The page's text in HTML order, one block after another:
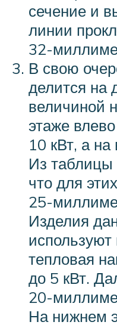
сечение и
линии
32-
В свою
делится на
величиной
этаже
10 кВт, а на
Из таблицы
что для
25-
Изделия
тепловая
до 5 кВт.
20-
На нижнем